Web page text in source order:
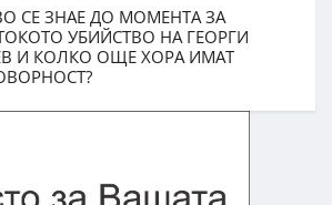
СЕ ЗНАЕ ДО МОМЕНТА ЗА
УБИЙСТВО НА ГЕОРГИ
И КОЛКО ОЩЕ ХОРА ИМАТ